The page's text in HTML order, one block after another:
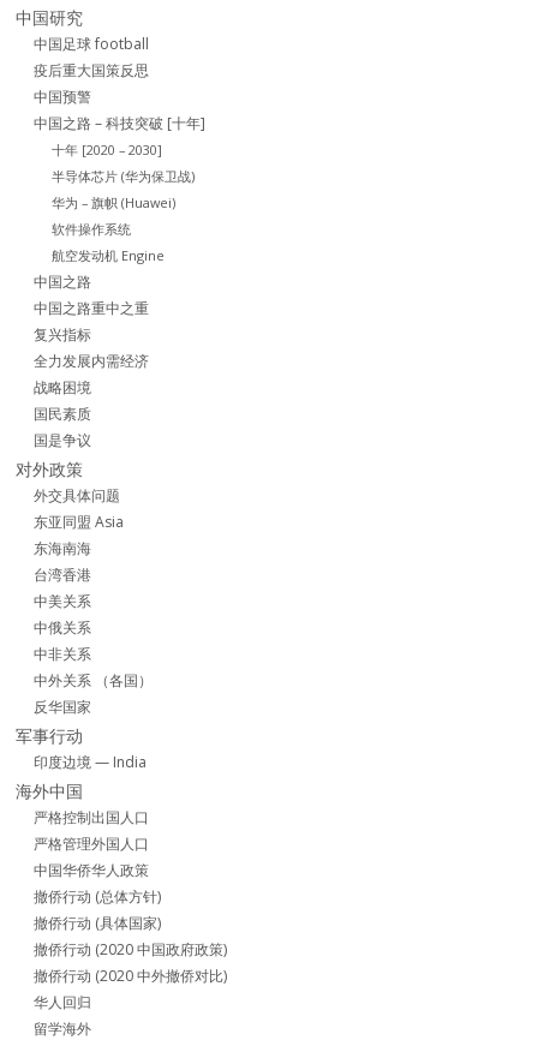
中国研究
中国足球 football
疫后重大国策反思
中国预警
中国之路 – 科技突破 [十年]
十年 [2020 – 2030]
半导体芯片 (华为保卫战)
华为 – 旗帜 (Huawei)
软件操作系统
航空发动机 Engine
中国之路
中国之路重中之重
复兴指标
全力发展内需经济
战略困境
国民素质
国是争议
对外政策
外交具体问题
东亚同盟 Asia
东海南海
台湾香港
中美关系
中俄关系
中非关系
中外关系 （各国）
反华国家
军事行动
印度边境 — India
海外中国
严格控制出国人口
严格管理外国人口
中国华侨华人政策
撤侨行动 (总体方针)
撤侨行动 (具体国家)
撤侨行动 (2020 中国政府政策)
撤侨行动 (2020 中外撤侨对比)
华人回归
留学海外